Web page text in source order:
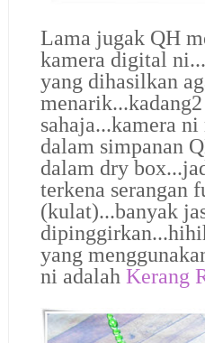
Lama jugak QH
kamera digital
yang dihasilkan
sahaja...kamera
dalam simpanan
dalam dry
terkena serangan
(kulat)...banyak
yang
ni adalah Kerang